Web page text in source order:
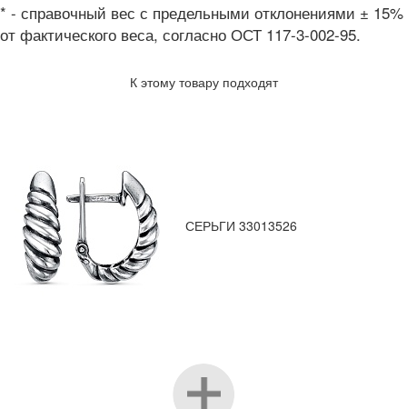
* - справочный вес с предельными отклонениями ± 15%
от фактического веса, согласно ОСТ 117-3-002-95.
К этому товару подходят
СЕРЬГИ 33013526